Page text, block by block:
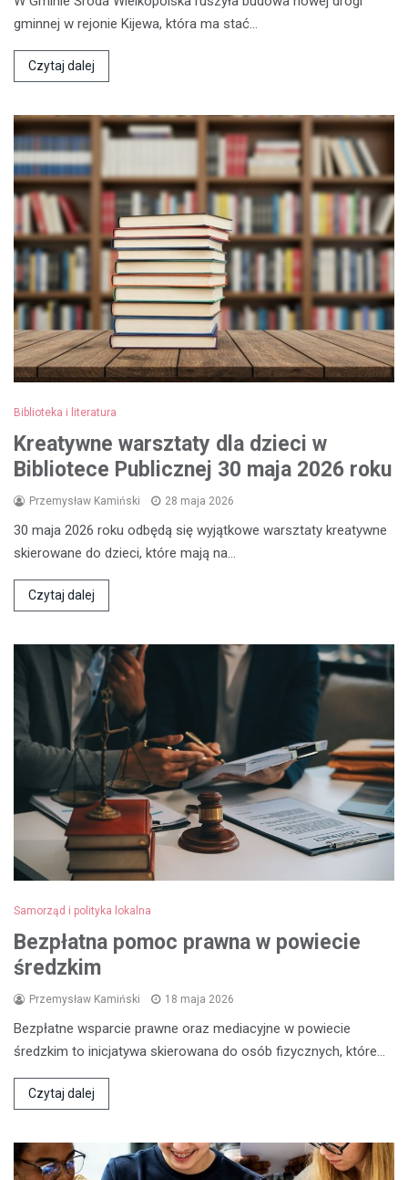
gminnej w rejonie Kijewa, która ma stać…
Czytaj dalej
Biblioteka i literatura
Kreatywne warsztaty dla dzieci w
Bibliotece Publicznej 30 maja 2026 roku
Przemysław Kamiński 28 maja 2026
30 maja 2026 roku odbędą się wyjątkowe warsztaty kreatywne
skierowane do dzieci, które mają na…
Czytaj dalej
Samorząd i polityka lokalna
Bezpłatna pomoc prawna w powiecie
średzkim
Przemysław Kamiński 18 maja 2026
Bezpłatne wsparcie prawne oraz mediacyjne w powiecie
średzkim to inicjatywa skierowana do osób fizycznych, które…
Czytaj dalej